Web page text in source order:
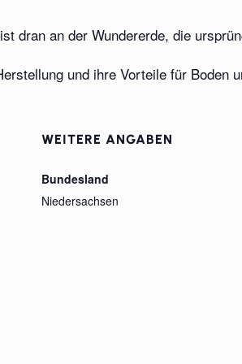
dran an der Wundererde, die
und ihre Vorteile für Boden
WEITERE ANGABEN
Bundesland
Niedersachsen